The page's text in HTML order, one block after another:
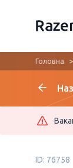
Головна
ID: 76758